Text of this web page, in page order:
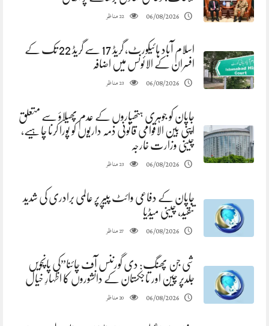
06/08/2026
22مناظر
اسلام آباد ہائیکورٹ، گریڈ 17 سے گریڈ 22 تک کے
افسران کے الائونس میں اضافہ
06/08/2026
23مناظر
جاپان کو جوہری ہتھیاروں کے عدم پھیلاؤ سے متعلق
اپنی بین الاقوامی قانونی ذمہ داریوں کو پورا کرنا چاہیے،
چینی وزارت خارجہ
06/08/2026
23مناظر
جاپان کے دفاعی وائٹ پیپر پر عالمی برادری کی شدید
تنقید، چینی میڈیا
06/08/2026
27مناظر
شی جن پھنگ: دی گورننس آف چائنا”کی پانچویں
جلدپر چین اور تاجکستان کے دانشوروں کا اظہارِ خیال
06/08/2026
20مناظر